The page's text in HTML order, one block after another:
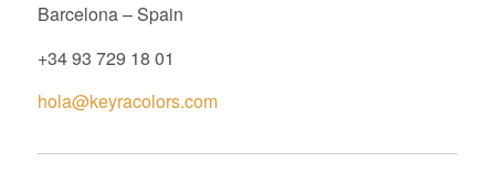
Barcelona – Spain
+34 93 729 18 01
hola@keyracolors.com